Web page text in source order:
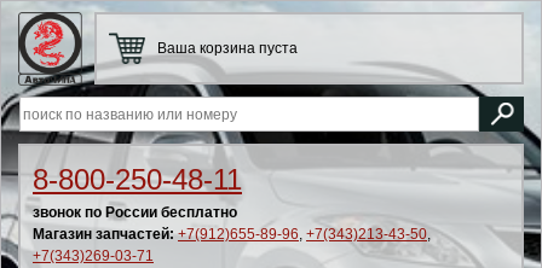
8-800-250-48-11
звонок по России бесплатно
Магазин запчастей: +7(912)655-89-96, +7(343)213-43-50,
+7(343)269-03-71
Ваша корзина пуста